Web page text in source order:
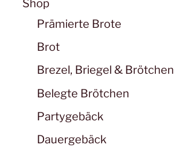
Shop
Prämierte Brote
Brot
Brezel, Briegel & Brötchen
Belegte Brötchen
Partygebäck
Dauergebäck